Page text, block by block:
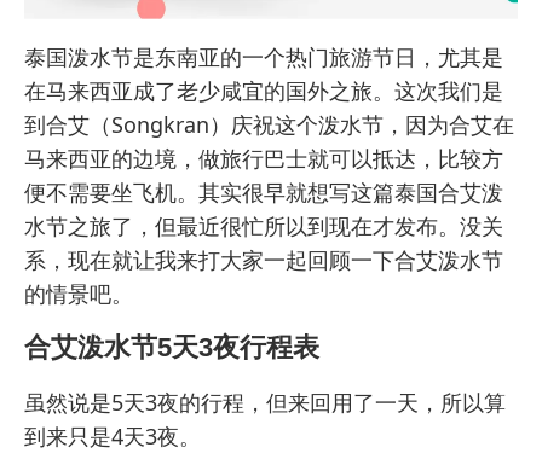
泰国泼水节是东南亚的一个热门旅游节日，尤其是
在马来西亚成了老少咸宜的国外之旅。这次我们是
到合艾（Songkran）庆祝这个泼水节，因为合艾在
马来西亚的边境，做旅行巴士就可以抵达，比较方
便不需要坐飞机。其实很早就想写这篇泰国合艾泼
水节之旅了，但最近很忙所以到现在才发布。没关
系，现在就让我来打大家一起回顾一下合艾泼水节
的情景吧。
合艾泼水节5天3夜行程表
虽然说是5天3夜的行程，但来回用了一天，所以算
到来只是4天3夜。